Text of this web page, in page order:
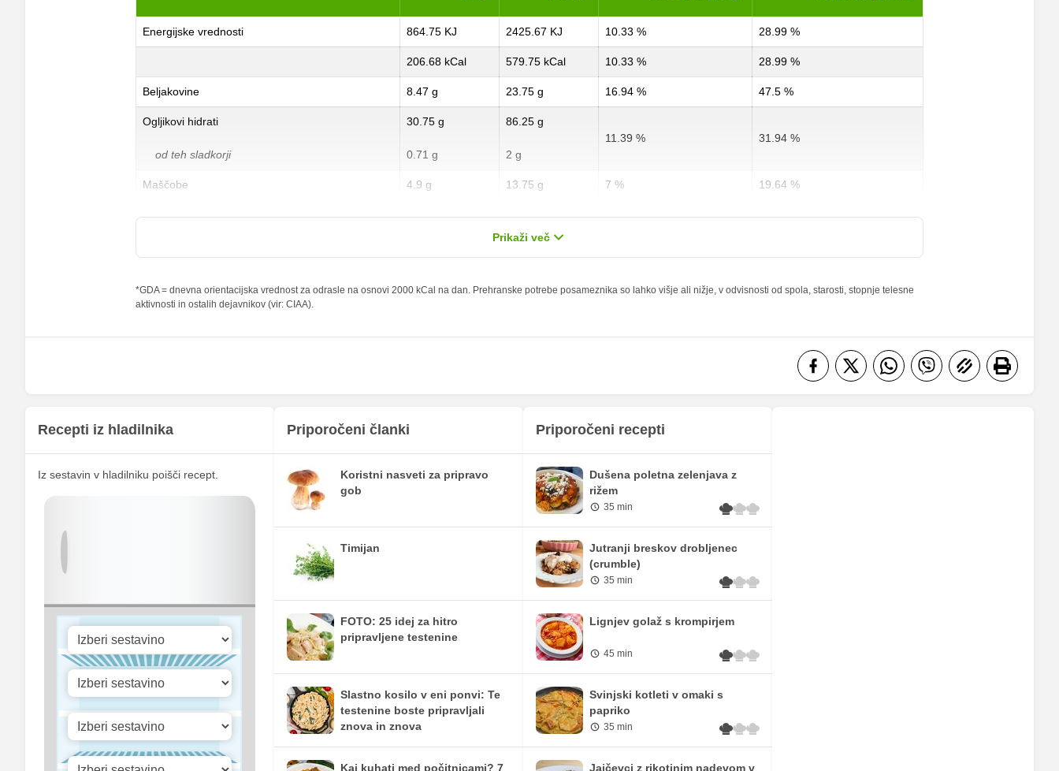
Energijske vrednosti 864.75 KJ 2425.67 KJ 10.33 % 28.99 %
206.68 kCal 579.75 kCal 10.33 % 28.99 %
Beljakovine 8.47 g 23.75 g 16.94 % 47.5 %
Ogljikovi hidrati
od teh sladkorji
30.75 g
0.71 g
86.25 g
2 g
11.39 % 31.94 %
Maščobe
od teh nasičene maščobne kisline
4.9 g
2.05 g
13.75 g
5.75 g
7 %
10.25 %
19.64 %
28.75 %
Železo
Magnezij 36.72 mg 103 mg
Fosfor 182.17 mg 511 mg
Cink 1.07 mg 3 mg
66.25 mg
1219.25 iu
22.75 mg
Vitamin D
Prikaži več
*GDA = dnevna orientacijska vrednost za odrasle na osnovi 2000 kCal na dan. Prehranske potrebe posameznika so lahko višje ali nižje, v odvisnosti od spola, starosti, stopnje telesne
aktivnosti in ostalih dejavnikov (vir: CIAA).
Recepti iz hladilnika
Iz sestavin v hladilniku poišči recept.
Priporočeni članki
Koristni nasveti za pripravo
gob
Timijan
FOTO: 25 idej za hitro
pripravljene testenine
Slastno kosilo v eni ponvi: Te
testenine boste pripravljali
znova in znova
Kaj kuhati med počitnicami? 7
Priporočeni recepti
Dušena poletna zelenjava z
rižem
35 min
Jutranji breskov drobljenec
(crumble)
35 min
Lignjev golaž s krompirjem
45 min
Svinjski kotleti v omaki s
papriko
35 min
Jajčevci z rikotinim nadevom v